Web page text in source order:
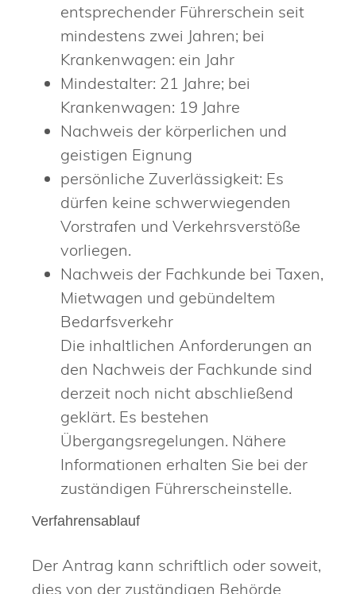
entsprechender Führerschein seit
mindestens zwei Jahren; bei
Krankenwagen: ein Jahr
Mindestalter: 21 Jahre; bei
Krankenwagen: 19 Jahre
Nachweis der körperlichen und
geistigen Eignung
persönliche Zuverlässigkeit: Es
dürfen keine schwerwiegenden
Vorstrafen und Verkehrsverstöße
vorliegen.
Nachweis der Fachkunde bei Taxen,
Mietwagen und gebündeltem
Bedarfsverkehr
Die inhaltlichen Anforderungen an
den Nachweis der Fachkunde sind
derzeit noch nicht abschließend
geklärt. Es bestehen
Übergangsregelungen. Nähere
Informationen erhalten Sie bei der
zuständigen Führerscheinstelle.
Verfahrensablauf
Der Antrag kann schriftlich oder soweit,
dies von der zuständigen Behörde